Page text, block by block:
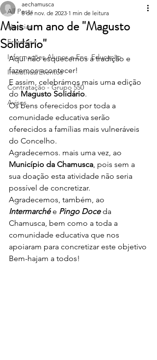
All Posts
Notícias
Erasmus+
Informações Alunos e Enc. Educação
Iniciativas/Eventos
Contratação - Grupo 550
Avisos
Mais um ano de "Magusto
Solidário"
aechamusca
8 de nov. de 2023 1 min de leitura
Aqui não esquecemos a tradição e
fazemos acontecer!
E assim, celebrámos mais uma edição
do Magusto Solidário.
Os bens oferecidos por toda a
comunidade educativa serão
oferecidos a famílias mais vulneráveis
do Concelho.
Agradecemos. mais uma vez, ao
Município da Chamusca, pois sem a
sua doação esta atividade não seria
possível de concretizar.
Agradecemos, também, ao
Intermarché e Pingo Doce da
Chamusca, bem como a toda a
comunidade educativa que nos
apoiaram para concretizar este objetivo
Bem-hajam a todos!